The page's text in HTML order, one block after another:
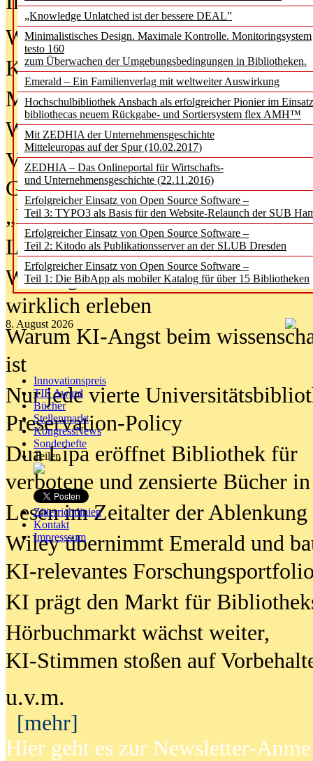
„Knowledge Unlatched ist der bessere DEAL”
Minimalistisches Design. Maximale Kontrolle. Monitoringsystem
testo 160
zum Überwachen der Umgebungsbedingungen in Bibliotheken.
Emerald – Ein Familienverlag mit weltweiter Auswirkung
Hochschulbibliothek Ansbach als erfolgreicher Pionier im
bibliothecas neuem Rückgabe- und Sortiersystem flex AMH™
Mit ZEDHIA der Unternehmensgeschichte
Mitteleuropas auf der Spur (10.02.2017)
ZEDHIA – Das Onlineportal für Wirtschafts-
und Unternehmensgeschichte (22.11.2016)
Erfolgreicher Einsatz von Open Source Software –
Teil 3: TYPO3 als Basis für den Website-Relaunch der SUB
Erfolgreicher Einsatz von Open Source Software –
Teil 2: Kitodo als Publikationsserver an der SLUB Dresden
Erfolgreicher Einsatz von Open Source Software –
Teil 1: Die BibApp als mobiler Katalog für über 15 Bibliotheken
8. August 2026
Innovationspreis
TIP Award
Bücher
Stellenmarkt
KongressNews
Sonderhefte
Teilen
Zitierrichtlinien
Kontakt
Impresssum
Was Hochschul­bibliotheken von
Kinder in der digitalen Welt
Metadaten als Infrastruktur
Wenn Bots katalogisieren
Von Abschlusskleidern bis
Geisterjagd-Ausrüstung in der
„Library of Things“ unterwegs
Lesen als Infrastrukturaufgabe
Wie Jugendliche Social Media
wirklich erleben
Warum KI-Angst beim
ist
Nur jede vierte
Preservation-Policy
Dua Lipa eröffnet Bibliothek für
verbotene und zensierte Bücher
Lesen im Zeitalter der Ablenkung
Wiley übernimmt Emerald und
KI-relevantes
KI prägt den Markt für
Hörbuchmarkt wächst weiter,
KI-Stimmen stoßen auf
u.v.m.
[mehr]
Hier geht es zur Newsletter-